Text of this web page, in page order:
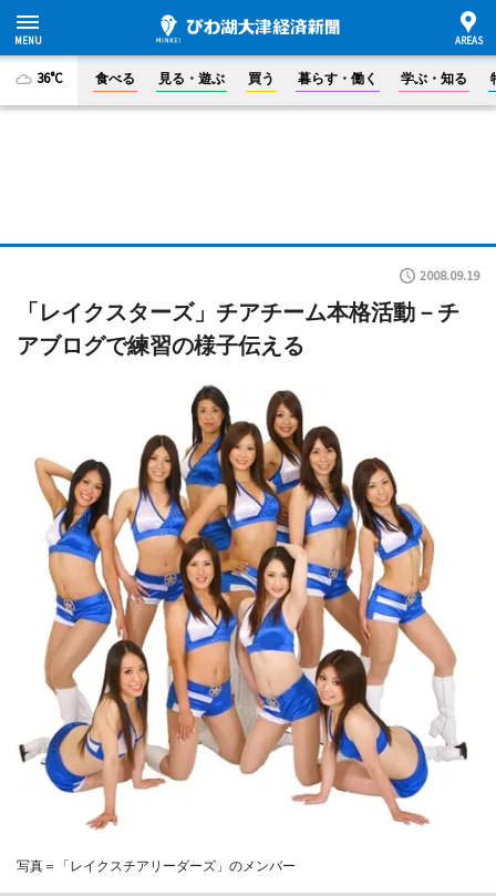
36°C 食べる 見る・遊ぶ 買う 暮らす・働く 学ぶ・知る
2008.09.19
「レイクスターズ」チアチーム本格活動－チ
アブログで練習の様子伝える
写真＝「レイクスチアリーダーズ」のメンバー